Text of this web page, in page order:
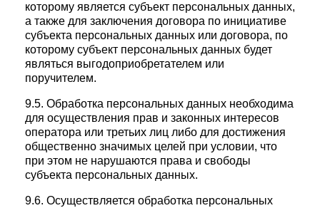
которому является субъект персональных данных,
а также для заключения договора по инициативе
субъекта персональных данных или договора, по
которому субъект персональных данных будет
являться выгодоприобретателем или
поручителем.
9.5. Обработка персональных данных необходима
для осуществления прав и законных интересов
оператора или третьих лиц либо для достижения
общественно значимых целей при условии, что
при этом не нарушаются права и свободы
субъекта персональных данных.
9.6. Осуществляется обработка персональных